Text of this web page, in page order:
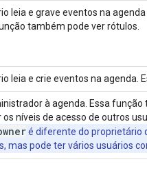
leia e grave eventos na
também pode ver rótulos.
leia e crie eventos na agenda.
à agenda. Essa
níveis de acesso de outros
é diferente do proprietário
mas pode ter vários usuários